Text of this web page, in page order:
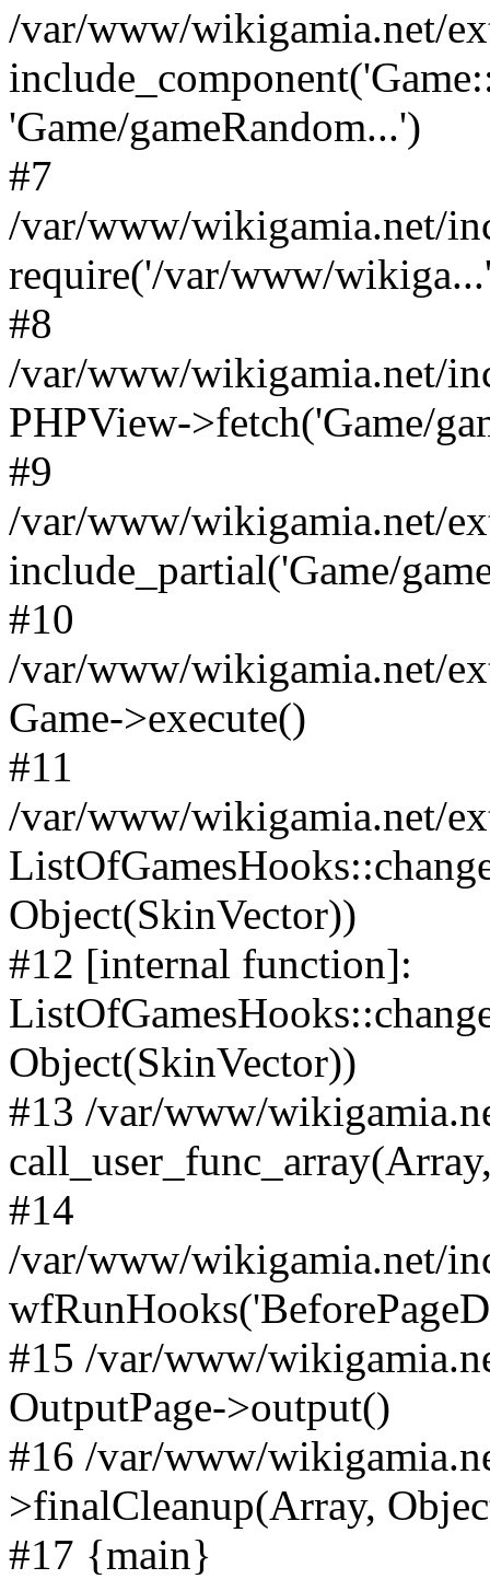
/var/www/wikigamia.net/
'Game/gameRandom...')
#7
/var/www/wikigamia.net/
require('/var/www/
#8
/var/www/wikigamia.net/
PHPView->fetch('Game/
#9
/var/www/wikigamia.net/
include_partial('Game/
#10
/var/www/wikigamia.net/
Game->execute()
#11
/var/www/wikigamia.net/
Object(SkinVector))
#12 [internal function]:
Object(SkinVector))
#13 /var/www/
#14
/var/www/wikigamia.net/
#15 /var/www/
OutputPage->output()
#16 /var/www/
>finalCleanup(Array,
#17 {main}